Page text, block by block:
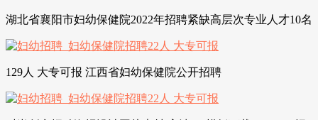
湖北省襄阳市妇幼保健院2022年招聘紧缺高层次专业人才10名
129人 大专可报 江西省妇幼保健院公开招聘